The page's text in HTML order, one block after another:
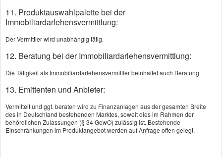
Straße, Hausnr.:
PLZ, Ort:
Telefon:
E-Mail: *
11. Produktauswahlpalette bei der
Immobiliardarlehensvermittlung:
Der Vermittler wird unabhängig tätig.
12. Beratung bei der Immobiliardarlehensvermittlung:
Die Tätigkeit als Immobiliardarlehensvermittler beinhaltet auch Beratung.
13. Emittenten und Anbieter:
Vermittelt und ggf. beraten wird zu Finanzanlagen aus der gesamten Breite
des in Deutschland bestehenden Marktes, soweit dies im Rahmen der
behördlichen Zulassungen (§ 34 GewO) zulässig ist. Bestehende
Einschränkungen im Produktangebot werden auf Anfrage offen gelegt.